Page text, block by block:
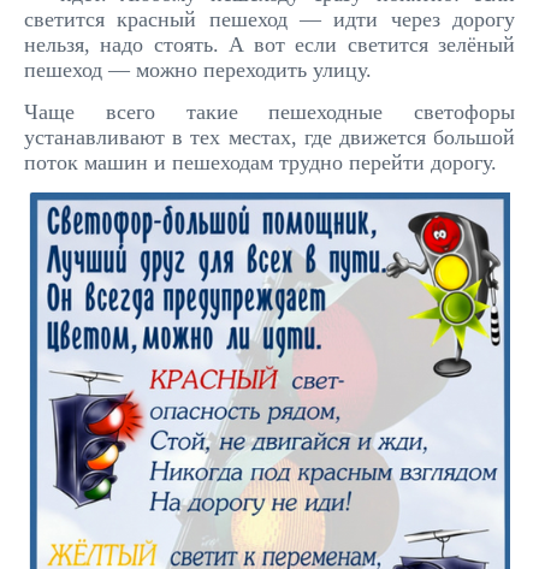
светится красный пешеход — идти через дорогу
нельзя, надо стоять. А вот если светится зелёный
пешеход — можно переходить улицу.
Чаще всего такие пешеходные светофоры
устанавливают в тех местах, где движется большой
поток машин и пешеходам трудно перейти дорогу.